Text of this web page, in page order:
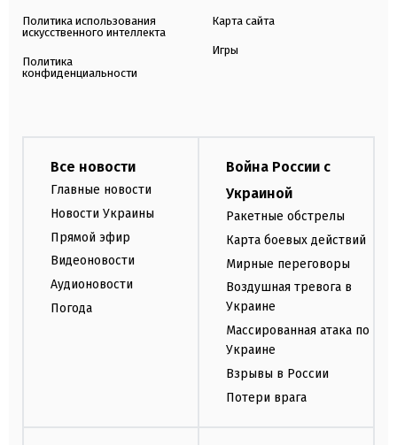
Политика использования
искусственного интеллекта
Политика
конфиденциальности
Карта сайта
Игры
Все новости
Главные новости
Новости Украины
Прямой эфир
Видеоновости
Аудионовости
Погода
Война России с
Украиной
Ракетные обстрелы
Карта боевых действий
Мирные переговоры
Воздушная тревога в
Украине
Массированная атака по
Украине
Взрывы в России
Потери врага